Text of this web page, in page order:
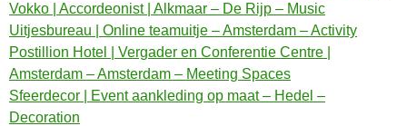
Vokko | Accordeonist | Alkmaar – De Rijp – Music
Uitjesbureau | Online teamuitje – Amsterdam – Activity
Postillion Hotel | Vergader en Conferentie Centre |
Amsterdam – Amsterdam – Meeting Spaces
Sfeerdecor | Event aankleding op maat – Hedel –
Decoration